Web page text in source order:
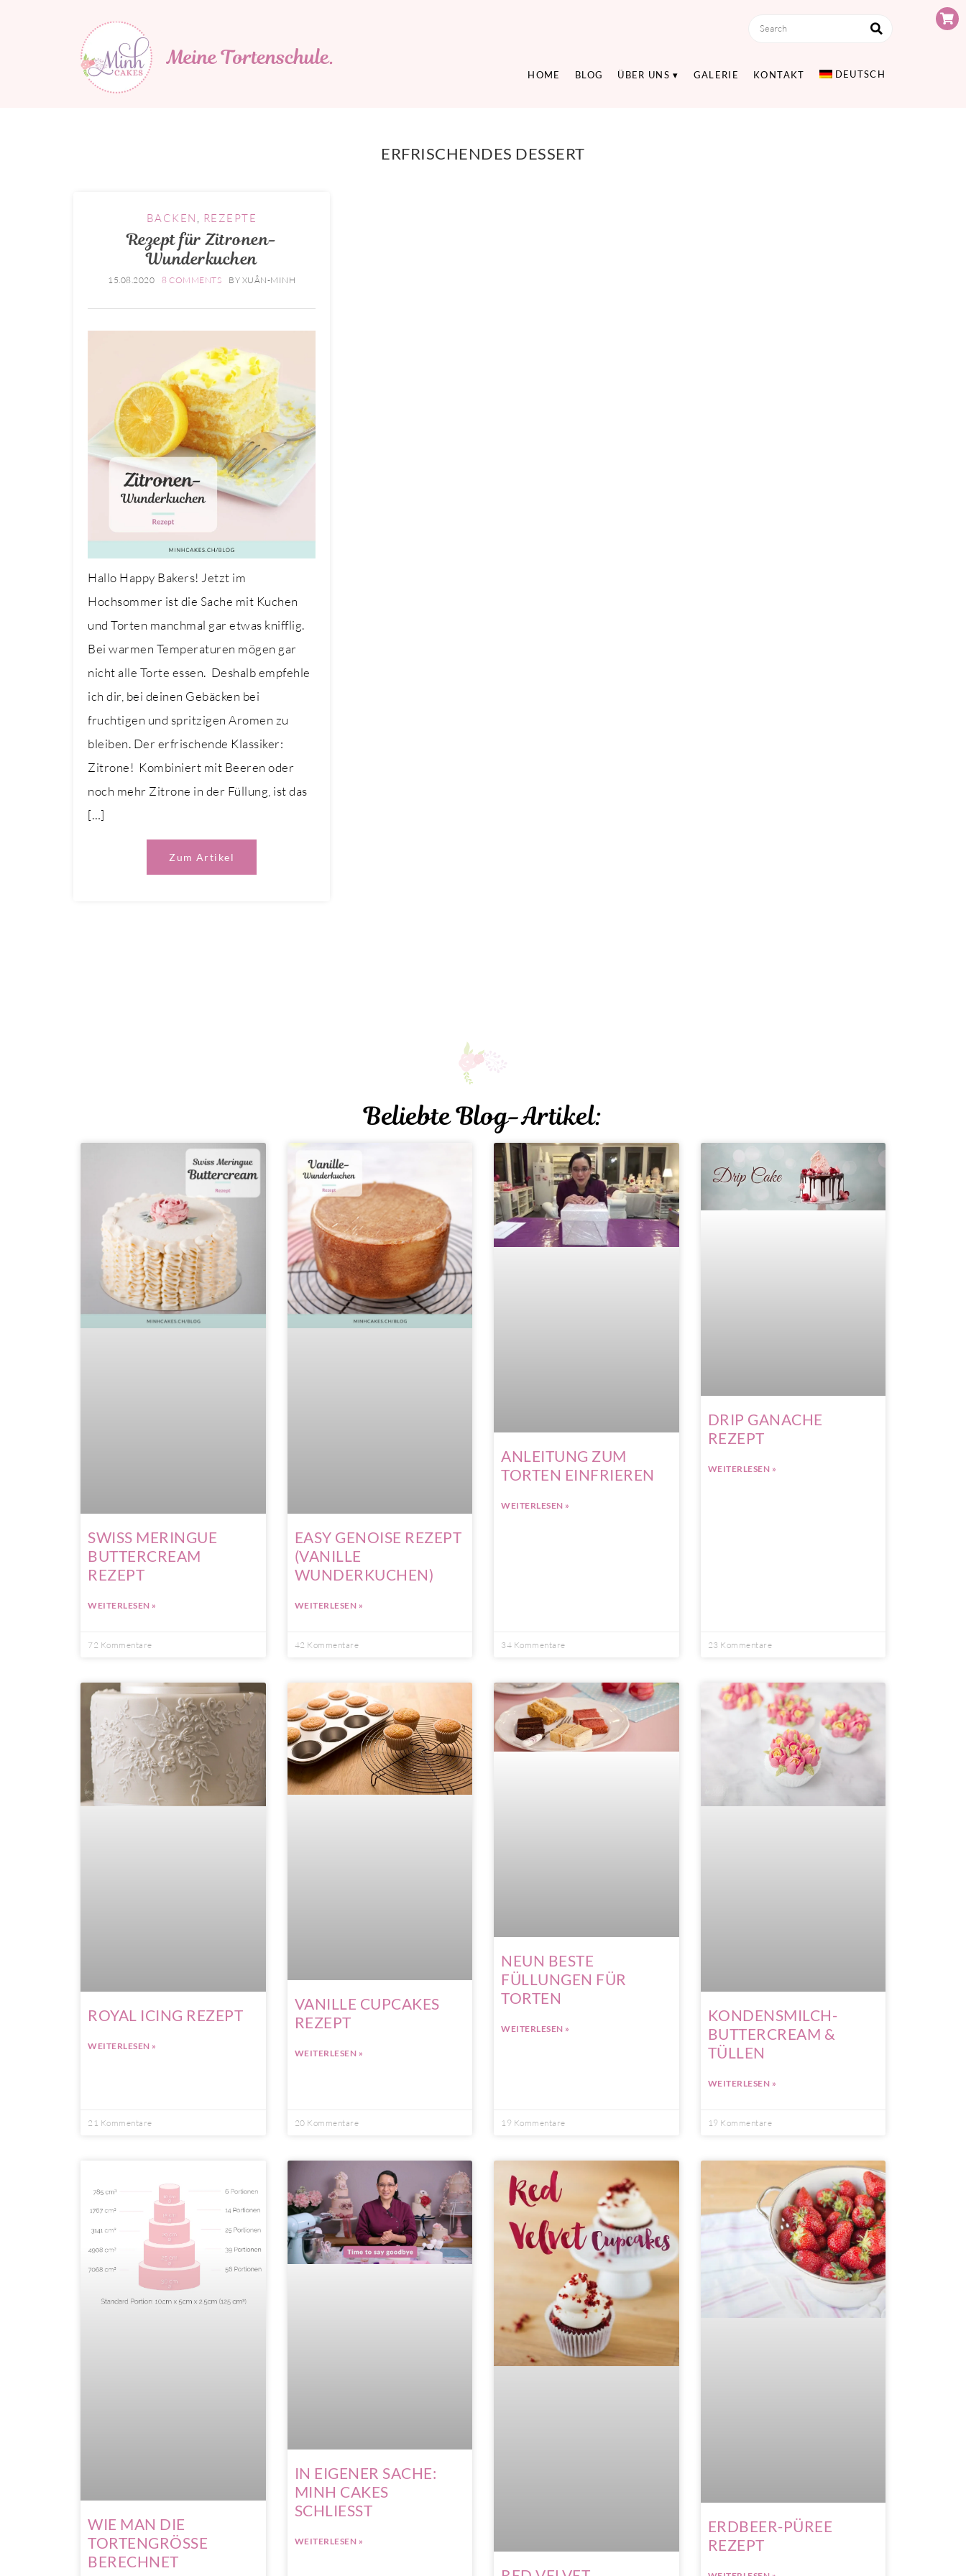
Minh Cakes
MEINE TORTENSCHULE
HOME BLOG ÜBER UNS GALERIE KONTAKT DEUTSCH
ERFRISCHENDES DESSERT
BACKEN REZEPTE
Rezept für Zitronen-
Wunderkuchen
15.08.2020 8 COMMENTS BY XUÂN-MINH
Hallo Happy Bakers! Jetzt im
Hochsommer ist die Sache mit Kuchen
und Torten manchmal gar etwas knifflig.
Bei warmen Temperaturen mögen gar
nicht alle Torte essen. Deshalb empfehle
ich dir, bei deinen Gebäcken bei
fruchtigen und spritzigen Aromen zu
bleiben. Der erfrischende Klassiker:
Zitrone! Kombiniert mit Beeren oder
noch mehr Zitrone in der Füllung, ist das
[…]
Zum Artikel
Beliebte Blog-Artikel:
SWISS MERINGUE
BUTTERCREAM
REZEPT
WEITERLESEN »
72 Kommentare
EASY GENOISE REZEPT
(VANILLE
WUNDERKUCHEN)
WEITERLESEN »
42 Kommentare
ANLEITUNG ZUM
TORTEN EINFRIEREN
WEITERLESEN »
34 Kommentare
DRIP GANACHE
REZEPT
WEITERLESEN »
23 Kommentare
ROYAL ICING REZEPT
WEITERLESEN »
21 Kommentare
VANILLE CUPCAKES
REZEPT
WEITERLESEN »
20 Kommentare
NEUN BESTE
FÜLLUNGEN FÜR
TORTEN
WEITERLESEN »
19 Kommentare
KONDENSMILCH-
BUTTERCREAM &
TÜLLEN
WEITERLESEN »
19 Kommentare
WIE MAN DIE
TORTENGRÖSSE
BERECHNET
IN EIGENER SACHE:
MINH CAKES
SCHLIESST
WEITERLESEN »
ERDBEER-PÜREE
REZEPT